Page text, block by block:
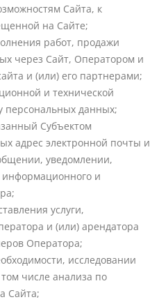
Сайта, к
на Сайте;
работ, продажи
через Сайт, Оператором и
и (или) его партнерами;
и технической
персональных данных;
Субъектом
адрес электронной почты и
уведомлении,
информационного и
услуги,
и (или) арендатора
Оператора;
исследовании
числе анализа по
Сайта;